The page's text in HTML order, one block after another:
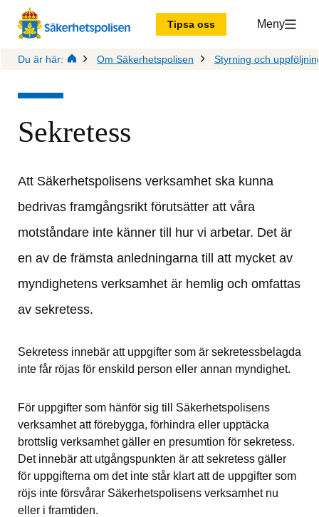
Tipsa oss Meny
Du är här: Om Säkerhetspolisen Styrning och
Sekretess
Att Säkerhetspolisens verksamhet ska kunna
bedrivas framgångsrikt förutsätter att våra
motståndare inte känner till hur vi arbetar. Det är
en av de främsta anledningarna till att mycket av
myndighetens verksamhet är hemlig och omfattas
av sekretess.
Sekretess innebär att uppgifter som är sekretessbelagda
inte får röjas för enskild person eller annan myndighet.
För uppgifter som hänför sig till Säkerhetspolisens
verksamhet att förebygga, förhindra eller upptäcka
brottslig verksamhet gäller en presumtion för sekretess.
Det innebär att utgångspunkten är att sekretess gäller
för uppgifterna om det inte står klart att de uppgifter som
röjs inte försvårar Säkerhetspolisens verksamhet nu
eller i framtiden.